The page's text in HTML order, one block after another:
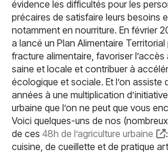
évidence les difficultés pour les
précaires de satisfaire leurs besoins
notamment en nourriture. En février
a lancé un Plan Alimentaire Territorial
fracture alimentaire, favoriser
saine et locale et contribuer à
écologique et sociale. Et l’on assiste
années à une multiplication
urbaine que l’on ne peut que vous
Voici quelques-uns de nos
de ces 48h de l’agriculture urbaine
cuisine, de cueillette et de pratique